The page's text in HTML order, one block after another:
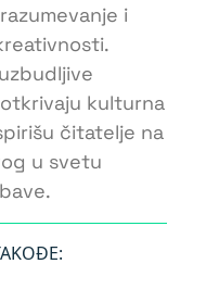
i
kulturna
čitatelje na
u svetu